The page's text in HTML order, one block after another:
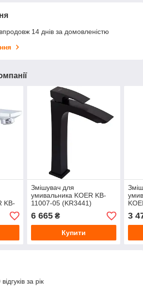
14 днів за домовленістю
KB-
Змішувач для
умивальника KOER KB-
11007-05 (KR3441)
Чорний матовий, латунь,
гайка
6 665₴
Купити
3
за рік